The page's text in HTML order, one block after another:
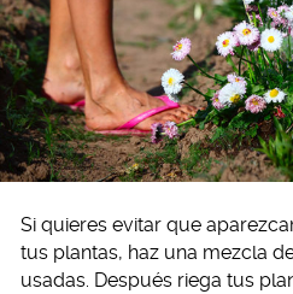
Si quieres evitar que
tus plantas, haz una mezcla
usadas. Después riega tus